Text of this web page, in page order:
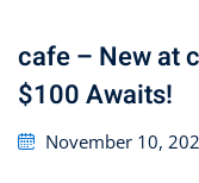
cafe – New at
$100 Awaits!
Posted
November 10,